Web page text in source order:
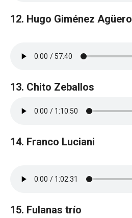
12. Hugo Giménez Agüero
13. Chito Zeballos
14. Franco Luciani
15. Fulanas trío